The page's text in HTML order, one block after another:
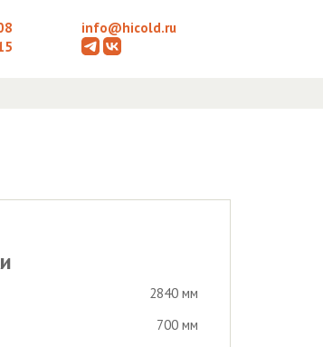
info@hicold.ru
2840 мм
700 мм